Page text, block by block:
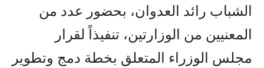
الشباب رائد العدوان، بحضور عدد من
المعنيين من الوزارتين، تنفيذاً لقرار
مجلس الوزراء المتعلق بخطة دمج وتطوير